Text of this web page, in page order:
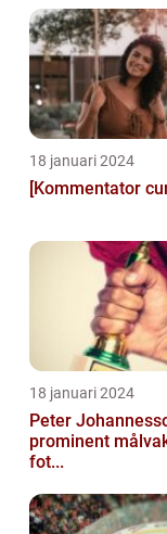
18 januari 2024
[Kommentator
18 januari 2024
Peter
prominent
fot...